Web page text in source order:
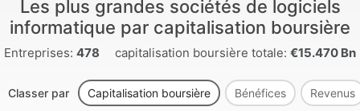
Les plus grandes sociétés de logiciels
informatique par capitalisation boursière
Entreprises: 478 capitalisation boursière totale: €15.470 Bn
Classer par Capitalisation boursière Bénéfices Revenus